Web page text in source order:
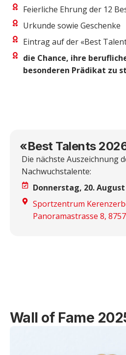
Feierliche Ehrung der 12
Urkunde sowie Geschenke
Eintrag auf der «Best
die Chance, ihre
besonderen Prädikat zu
«Best Talents
Die nächste Auszeichnung
Nachwuchstalente:
Donnerstag, 20. August
Sportzentrum
Panoramastrasse 8,
Wall of Fame